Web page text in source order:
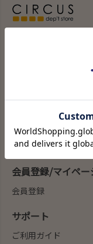
100以上の子供服ブ
ブランド
my focus(よみもの)
会員登録/マイペー
会員登録
サポート
ご利用ガイド